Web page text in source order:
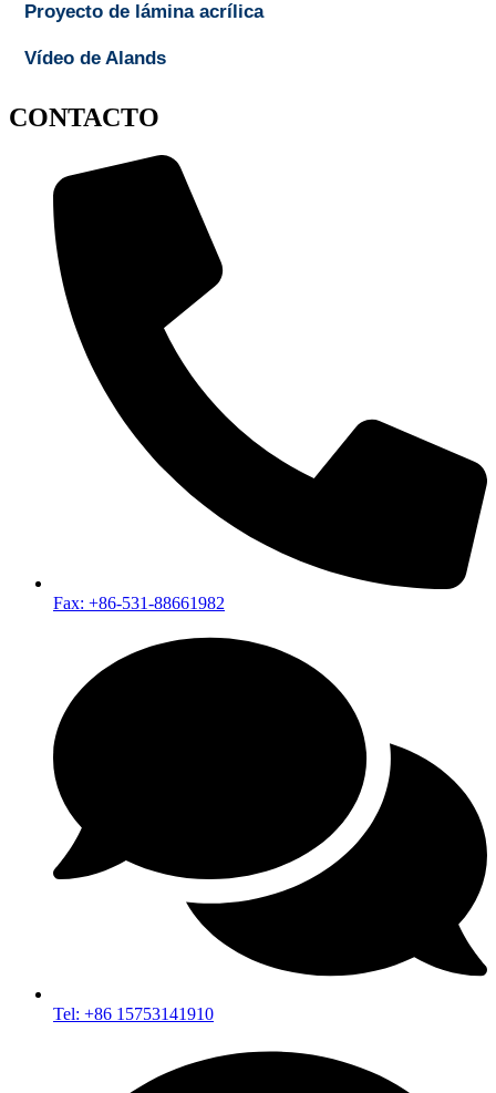
Proyecto de lámina acrílica
Vídeo de Alands
CONTACTO
Fax: +86-531-88661982
Tel: +86 15753141910